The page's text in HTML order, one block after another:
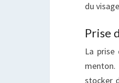
du
Prise
La
stocker